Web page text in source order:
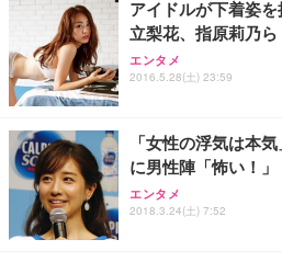
Sezlife オフィスチェ
ワーク チェア 強化バッ
能 人間工学 椅子 腰サ
務用 おしゃれ パソコ
Sezlife オフィスチェア
ワーク チェア 強化バッ
能 人間工学 椅子 腰サ
【純正品】27"ゲーミン
フック付き（CFI-ZDM1J
【整備済み品】Dell
ー フルHD（
ort/VGA スピーカー内
ネオ・ルーライフ ネオ
り 単品
Smart Basic(スマート
限定】 Smart Basic ア
超厚型 お徳用 ワイド
アイドルが下着姿
立梨花、指原莉乃ら
エンタメ
2016.5.28(土) 23:59
「女性の浮気は本
に男性陣「怖い！」
エンタメ
2018.3.24(土) 7:52